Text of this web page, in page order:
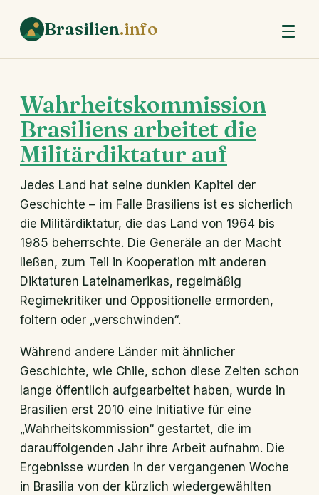
Brasilien.info
Wahrheitskommission
Brasiliens arbeitet die
Militärdiktatur auf
Jedes Land hat seine dunklen Kapitel der
Geschichte – im Falle Brasiliens ist es sicherlich
die Militärdiktatur, die das Land von 1964 bis
1985 beherrschte. Die Generäle an der Macht
ließen, zum Teil in Kooperation mit anderen
Diktaturen Lateinamerikas, regelmäßig
Regimekritiker und Oppositionelle ermorden,
foltern oder „verschwinden“.
Während andere Länder mit ähnlicher
Geschichte, wie Chile, schon diese Zeiten schon
lange öffentlich aufgearbeitet haben, wurde in
Brasilien erst 2010 eine Initiative für eine
„Wahrheitskommission“ gestartet, die im
darauffolgenden Jahr ihre Arbeit aufnahm. Die
Ergebnisse wurden in der vergangenen Woche
in Brasilia von der kürzlich wiedergewählten